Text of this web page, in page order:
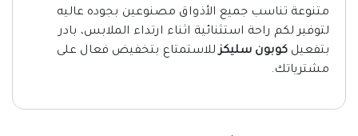
متنوعة تناسب جميع الأذواق مصنوعين بجوده عاليه
لتوفير لكم راحة استثنائية اثناء ارتداء الملابس، بادر
بتفعيل كوبون سليكزللاستمتاع بتخفيض فعال على
مشترياتك.